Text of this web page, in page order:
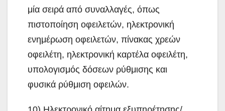
μία σειρά από συναλλαγές, όπως
πιστοποίηση οφειλετών, ηλεκτρονική
ενημέρωση οφειλετών, πίνακας χρεών
οφειλέτη, ηλεκτρονική καρτέλα οφειλέτη,
υπολογισμός δόσεων ρύθμισης και
φυσικά ρύθμιση οφειλών.